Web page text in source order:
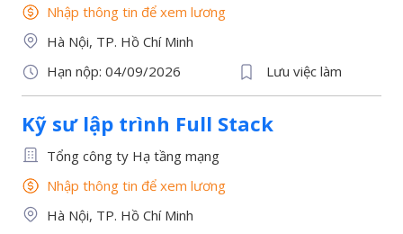
Nhập thông tin để xem lương
Hà Nội, TP. Hồ Chí Minh
Hạn nộp: 04/09/2026
Lưu việc làm
Kỹ sư lập trình Full Stack
Tổng công ty Hạ tầng mạng
Nhập thông tin để xem lương
Hà Nội, TP. Hồ Chí Minh